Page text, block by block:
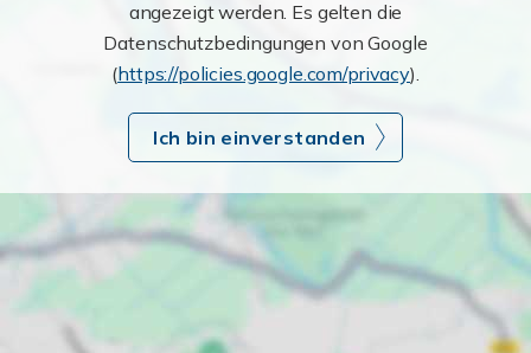
angezeigt werden. Es gelten die
Datenschutzbedingungen von Google
(https://policies.google.com/privacy).
Ich bin einverstanden